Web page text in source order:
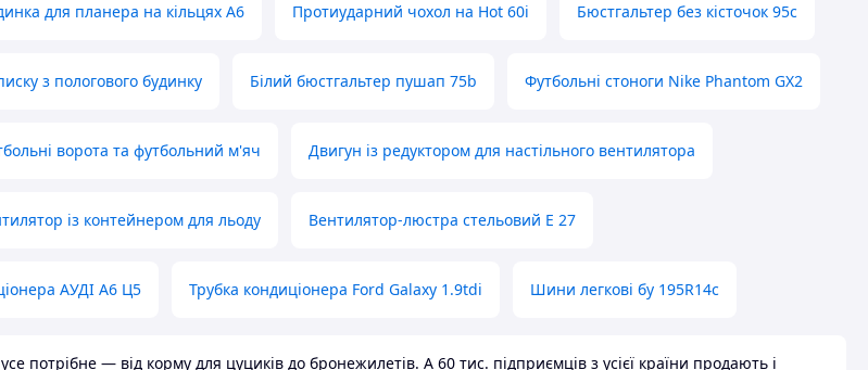
для планера на кільцях А6 Протиударний чохол на Hot 60i Бюстгальтер без кісточок 95с
з пологового будинку Білий бюстгальтер пушап 75b Футбольні стоноги Nike Phantom GX2
ворота та футбольний м'яч Двигун із редуктором для настільного вентилятора
із контейнером для льоду Вентилятор-люстра стельовий E 27
АУДІ А6 Ц5 Трубка кондиціонера Ford Galaxy 1.9tdi Шини легкові бу 195R14c
потрібне — від корму для цуциків до бронежилетів. А 60 тис. підприємців з усієї країни продають і